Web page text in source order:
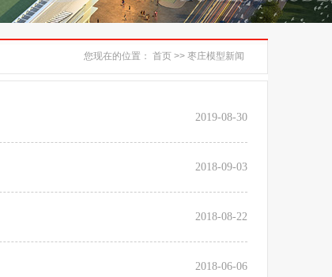
您现在的位置： 首页 >> 枣庄模型新闻
2019-08-30
2018-09-03
2018-08-22
2018-06-06